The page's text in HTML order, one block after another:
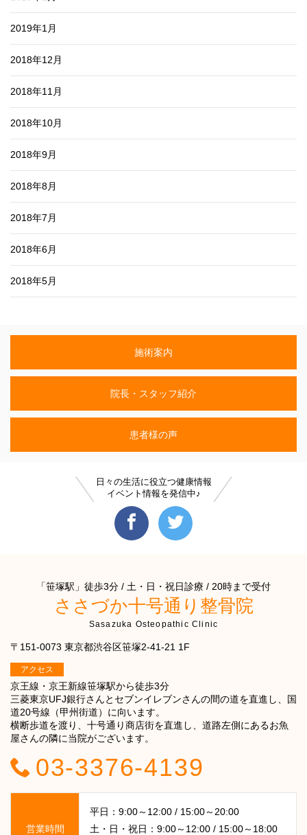
2019年1月
2018年12月
2018年11月
2018年10月
2018年9月
2018年8月
2018年7月
2018年6月
2018年5月
施術案内
院長・スタッフ紹介
患者様の声
日々の生活に役立つ健康情報
イベント情報を発信中♪
「笹塚駅」徒歩3分 / 土・日・祝日診療 / 20時まで受付
ささづか十号通り整骨院
Sasazuka Osteopathic Clinic
〒151-0073 東京都渋谷区笹塚2-41-21 1F
アクセス
京王線・京王新線笹塚駅から徒歩3分
三菱東京UFJ銀行さんとセブンイレブンさんの間の道を直進し、国
道20号線（甲州街道）に向います。
横断歩道を渡り、十号通り商店街を直進し、道路左側にあるお魚
屋さんの隣に当院がございます。
03-3376-4139
営業時間
平日：9:00～12:00 / 15:00～20:00
土・日・祝日：9:00～12:00 / 15:00～18:00